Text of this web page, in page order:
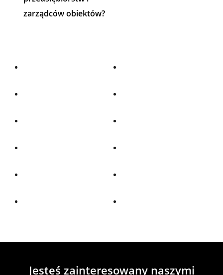
zarządców obiektów?
Jesteś zainteresowany naszymi